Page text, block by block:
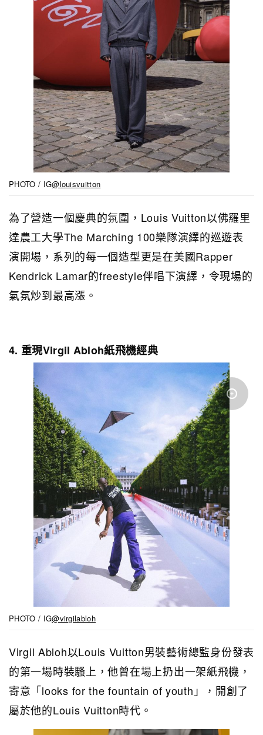
PHOTO / IG@louisvuitton
為了營造一個慶典的氛圍，Louis Vuitton以佛羅里
達農工大學The Marching 100樂隊演繹的巡遊表
演開場，系列的每一個造型更是在美國Rapper
Kendrick Lamar的freestyle伴唱下演繹，令現場的
氣氛炒到最高漲。
4. 重現Virgil Abloh紙飛機經典
PHOTO / IG@virgilabloh
Virgil Abloh以Louis Vuitton男裝藝術總監身份發表
的第一場時裝騷上，他曾在場上扔出一架紙飛機，
寄意「looks for the fountain of youth 」，開創了
屬於他的Louis Vuitton時代。